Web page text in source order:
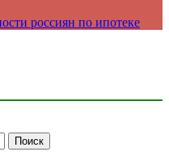
россиян по ипотеке